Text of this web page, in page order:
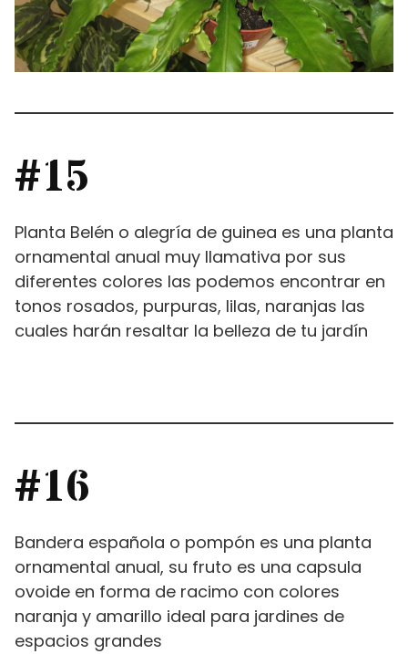
#15
Planta Belén o alegría de guinea es una planta
ornamental anual muy llamativa por sus
diferentes colores las podemos encontrar en
tonos rosados, purpuras, lilas, naranjas las
cuales harán resaltar la belleza de tu jardín
#16
Bandera española o pompón es una planta
ornamental anual, su fruto es una capsula
ovoide en forma de racimo con colores
naranja y amarillo ideal para jardines de
espacios grandes